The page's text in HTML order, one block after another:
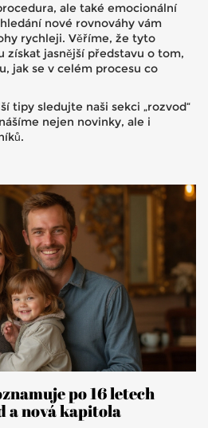
ale také emocionální
nové rovnováhy vám
rychleji. Věříme, že tyto
získat jasnější představu o tom,
jak se v celém procesu co
tipy sledujte naši sekci „rozvod“
nejen novinky, ale i
po 16 letech
a nová kapitola